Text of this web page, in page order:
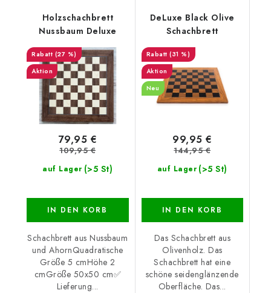
Holzschachbrett
Nussbaum Deluxe
(27 %)
Aktion
auf Lager (>5 St)
79,95 €
109,95 €
IN DEN KORB
Schachbrett aus Nussbaum
und AhornQuadratische
Größe 5 cmHöhe 2
cmGröße 50x50 cm✅
Lieferung...
DeLuxe Black Olive
Schachbrett
(31 %)
Aktion
Neu
auf Lager (>5 St)
99,95 €
144,95 €
IN DEN KORB
Das Schachbrett aus
Olivenholz. Das
Schachbrett hat eine
schöne seidenglänzende
Oberfläche. Das...